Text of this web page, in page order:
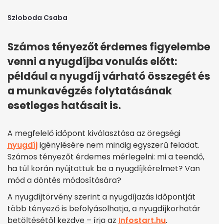
Szloboda Csaba
Számos tényezőt érdemes figyelembe
venni a nyugdíjba vonulás előtt:
például a nyugdíj várható összegét és
a munkavégzés folytatásának
esetleges hatásait is.
A megfelelő időpont kiválasztása az öregségi
nyugdíjigénylésére nem mindig egyszerű feladat.
Számos tényezőt érdemes mérlegelni: mi a teendő,
ha túl korán nyújtottuk be a nyugdíjkérelmet? Van
mód a döntés módosítására?
A nyugdíjtörvény szerint a nyugdíjazás időpontját
több tényező is befolyásolhatja, a nyugdíjkorhatár
betöltésétől kezdve – írja az Infostart.hu.